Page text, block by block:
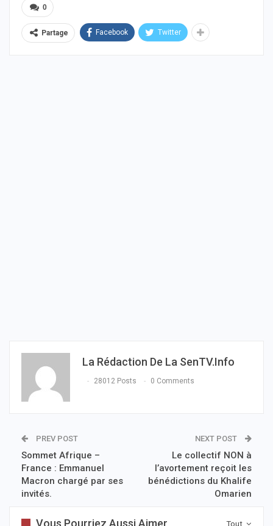
0
Partage Facebook Twitter
La Rédaction De La SenTV.info
28012 Posts 0 Comments
PREV POST
Sommet Afrique –
France : Emmanuel
Macron chargé par ses
invités.
NEXT POST
Le collectif NON à
l’avortement reçoit les
bénédictions du Khalife
Omarien
Tout
Vous Pourriez Aussi Aimer